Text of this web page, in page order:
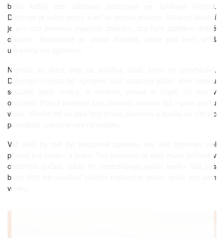
běhů každý den udržovat dobrmana ve špičkové kondici.
Dobrman je velmi chytrý a učí se docela snadno. Správné školení
je pro toto plemeno naprosto zásadní, aby bylo zajištěno dobré
chování. Socializace je stejně důležitá, takže pes není příliš
ustrašený ani agresivní.
Nejlepší je držet psa na vodítku, když jdete na procházku.
Dobrmani mohou být agresivní vůči ostatním psům, kteří nejsou
součástí jejich rodiny, a obranní, pokud si myslí, že jste v
ohrožení. Pokud projevují toto chování, nemusí být v psím parku
vítáni. Mnoho lidí se také bojí tohoto plemene a budou se cítit víc
pohodlněji, pokud je pes na vodítku.
Váš dvůr by měl být bezpečně oplocen, aby váš dobrman měl
prostor pro toulání a hraní. Toto plemeno se však může ochladit v
chladném počasí, takže ho nenechávejte pořád venku. Váš pes
bude chtít být součástí vašeho rodinného života, spíše než sám
venku.